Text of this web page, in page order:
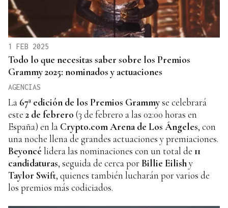
1 FEB 2025
Todo lo que necesitas saber sobre los Premios
Grammy 2025: nominados y actuaciones
AGENCIAS
La 67ª edición de los Premios Grammyse celebrará
este 2 de febrero (3 de febrero a las 02:00 horas en
España) en la Crypto.com Arena de Los Ángeles, con
una noche llena de grandes actuaciones y premiaciones.
Beyoncé lidera las nominaciones con un total de 11
candidaturas, seguida de cerca por Billie Eilishy
Taylor Swift, quienes también lucharán por varios de
los premios más codiciados.